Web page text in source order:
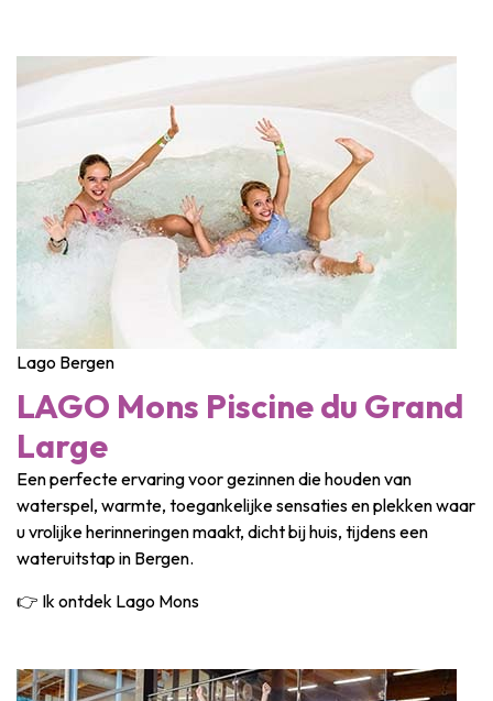
Lago Bergen
LAGO Mons Piscine du Grand
Large
Een perfecte ervaring voor gezinnen die houden van
waterspel, warmte, toegankelijke sensaties en plekken waar
u vrolijke herinneringen maakt, dicht bij huis, tijdens een
wateruitstap in Bergen.
👉 Ik ontdek Lago Mons